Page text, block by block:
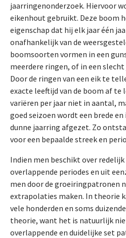
jaarringenonderzoek. Hiervoor
eikenhout gebruikt. Deze boom
eigenschap dat hij elk jaar één
onafhankelijk van de
boomsoorten vormen in een
meerdere ringen, of in een
Door de ringen van een eik te
exacte leeftijd van de boom af te
variëren per jaar niet in aantal,
goed seizoen wordt een brede
dunne jaarring afgezet. Zo
voor een bepaalde streek en
Indien men beschikt over
overlappende periodes en uit
men door de groeiringpatronen
extrapolaties maken. In theorie
vele honderden en soms
theorie, want het is natuurlijk
overlappende en duidelijke set